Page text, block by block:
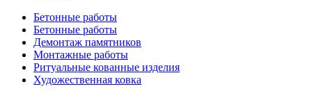
Бетонные работы
Бетонные работы
Демонтаж памятников
Монтажные работы
Ритуальные кованные изделия
Художественная ковка